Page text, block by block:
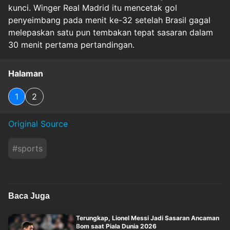
kunci. Winger Real Madrid itu mencetak gol
penyeimbang pada menit ke-32 setelah Brasil gagal
melepaskan satu pun tembakan tepat sasaran dalam
30 menit pertama pertandingan.
Halaman
1 2
Original Source
#sports
Baca Juga
Terungkap, Lionel Messi Jadi Sasaran Ancaman
Bom saat Piala Dunia 2026